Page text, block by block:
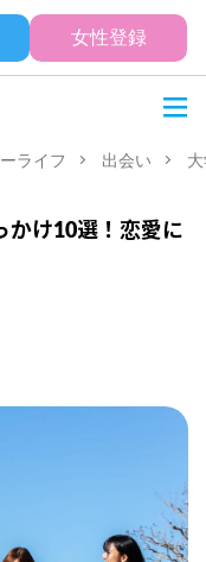
女性登録
ライフ 出会い
かけ10選！恋愛に